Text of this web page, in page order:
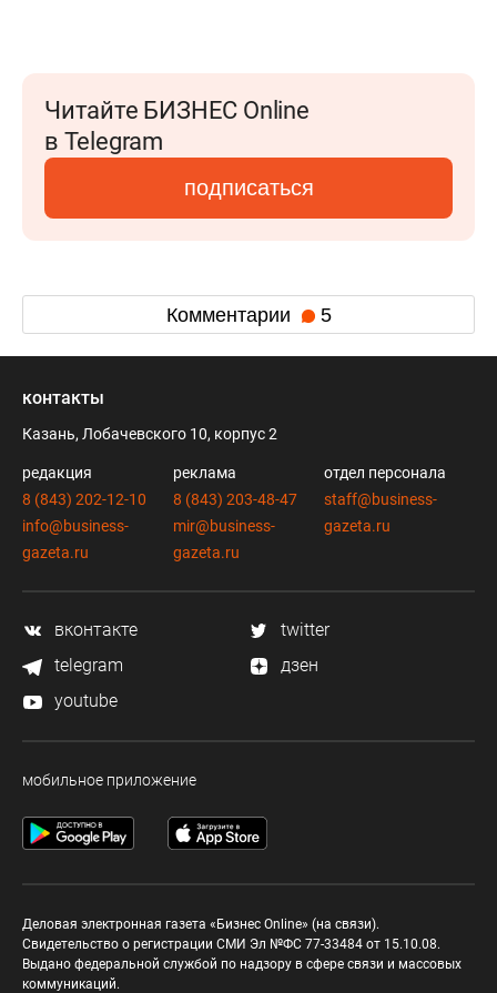
Читайте БИЗНЕС Online
в Telegram
подписаться
Комментарии 5
контакты
Казань, Лобачевского 10, корпус 2
редакция
8 (843) 202-12-10
info@business-
gazeta.ru
реклама
8 (843) 203-48-47
mir@business-
gazeta.ru
отдел персонала
staff@business-
gazeta.ru
вконтакте
twitter
telegram
дзен
youtube
мобильное приложение
Деловая электронная газета «Бизнес Online» (на связи).
Свидетельство о регистрации СМИ Эл №ФС 77-33484 от 15.10.08.
Выдано федеральной службой по надзору в сфере связи и массовых
коммуникаций.